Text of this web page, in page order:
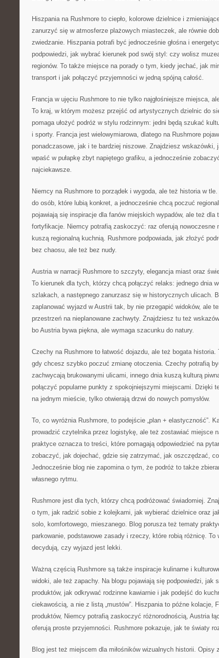
Hiszpania na Rushmore to ciepło, kolorowe dzielnice i
zanurzyć się w atmosferze plażowych miasteczek, ale równie
zwiedzanie. Hiszpania potrafi być jednocześnie głośna i
podpowiedzi, jak wybrać kierunek pod swój styl: czy wolisz
regionów. To także miejsce na porady o tym, kiedy jechać, jak
transport i jak połączyć przyjemności w jedną spójną całość.
Francja w ujęciu Rushmore to nie tylko najgłośniejsze miejsca,
To kraj, w którym możesz przejść od artystycznych dzielnic do
pomaga ułożyć podróż w stylu rodzinnym: jedni będą szukać
i sporty. Francja jest wielowymiarowa, dlatego na Rushmore
ponadczasowe, jak i te bardziej niszowe. Znajdziesz wskazówki,
wpaść w pułapkę zbyt napiętego grafiku, a jednocześnie
najciekawsze.
Niemcy na Rushmore to porządek i wygoda, ale też historia w
do osób, które lubią konkret, a jednocześnie chcą poczuć
pojawiają się inspiracje dla fanów miejskich wypadów, ale też
fortyfikacje. Niemcy potrafią zaskoczyć: raz oferują nowoczesne
kuszą regionalną kuchnią. Rushmore podpowiada, jak złożyć
bez chaosu, ale też bez nudy.
Austria w narracji Rushmore to szczyty, elegancja miast oraz
To kierunek dla tych, którzy chcą połączyć relaks: jednego dnia
szlakach, a następnego zanurzasz się w historycznych ulicach.
zaplanować wyjazd w Austrii tak, by nie przegapić widoków, ale
przestrzeń na nieplanowane zachwyty. Znajdziesz tu też
bo Austria bywa piękna, ale wymaga szacunku do natury.
Czechy na Rushmore to łatwość dojazdu, ale też bogata
gdy chcesz szybko poczuć zmianę otoczenia. Czechy potrafią
zachwycają brukowanymi ulicami, innego dnia kuszą kulturą
połączyć popularne punkty z spokojniejszymi miejscami. Dzięki
na jednym mieście, tylko otwierają drzwi do nowych pomysłów.
To, co wyróżnia Rushmore, to podejście „plan + elastyczność”.
prowadzić czytelnika przez logistykę, ale też zostawiać miejsce
praktyce oznacza to treści, które pomagają odpowiedzieć na
zobaczyć, jak dojechać, gdzie się zatrzymać, jak oszczędzać,
Jednocześnie blog nie zapomina o tym, że podróż to także
własnego rytmu.
Rushmore jest dla tych, którzy chcą podróżować świadomiej.
o tym, jak radzić sobie z kolejkami, jak wybierać dzielnice oraz
solo, komfortowego, mieszanego. Blog porusza też tematy
parkowanie, podstawowe zasady i rzeczy, które robią różnicę. To
decydują, czy wyjazd jest lekki.
Ważną częścią Rushmore są także inspiracje kulinarne i
widoki, ale też zapachy. Na blogu pojawiają się podpowiedzi, jak
produktów, jak odkrywać rodzinne kawiarnie i jak podejść do
ciekawością, a nie z listą „mustów”. Hiszpania to późne kolacje,
produktów, Niemcy potrafią zaskoczyć różnorodnością, Austria
oferują proste przyjemności. Rushmore pokazuje, jak te światy
Blog jest też miejscem dla miłośników wizualnych historii. Opisy